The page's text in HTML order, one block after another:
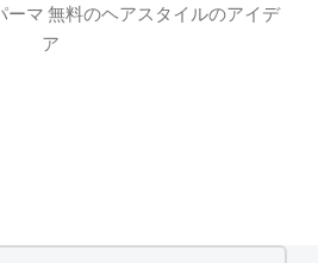
ーマ 無料のヘアスタイルのアイデ
ア